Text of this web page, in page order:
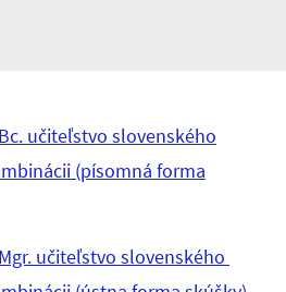
učiteľstvo slovenského
(písomná forma
učiteľstvo slovenského